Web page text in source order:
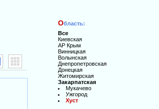
Область:
Все
Киевская
АР Крым
Винницкая
Волынская
Днепропетровская
Донецкая
Житомирская
Закарпатская
Мукачево
Ужгород
Хуст